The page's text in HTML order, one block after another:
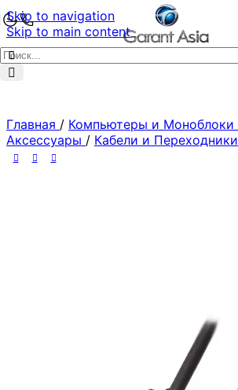
Skip to navigation
Skip to main content
Главная / Компьютеры и Моноблоки
Аксессуары / Кабели и Переходники